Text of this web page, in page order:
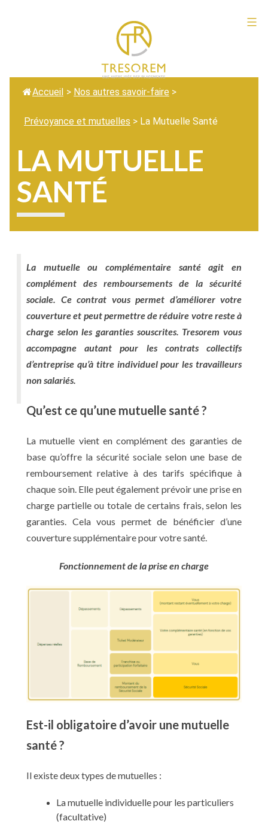
Accueil > Nos autres savoir-faire >
Prévoyance et mutuelles > La Mutuelle Santé
LA MUTUELLE
SANTÉ
La mutuelle ou complémentaire santé agit en
complément des remboursements de la sécurité
sociale. Ce contrat vous permet d’améliorer votre
couverture et peut permettre de réduire votre reste à
charge selon les garanties souscrites. Tresorem vous
accompagne autant pour les contrats collectifs
d’entreprise qu’à titre individuel pour les travailleurs
non salariés.
Qu’est ce qu’une mutuelle santé ?
La mutuelle vient en complément des garanties de
base qu’offre la sécurité sociale selon une base de
remboursement relative à des tarifs spécifique à
chaque soin. Elle peut également prévoir une prise en
charge partielle ou totale de certains frais, selon les
garanties. Cela vous permet de bénéficier d’une
couverture supplémentaire pour votre santé.
Fonctionnement de la prise en charge
Est-il obligatoire d’avoir une mutuelle
santé ?
Il existe deux types de mutuelles :
La mutuelle individuelle pour les particuliers
(facultative)